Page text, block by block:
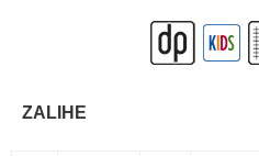
ZALIHE